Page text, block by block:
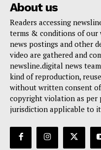
About us
Readers accessing
terms & conditions of our
news postings and other
video are gathered and
newsline.digital news
kind of reproduction,
without written consent
copyright violation as per
jurisdiction applicable to